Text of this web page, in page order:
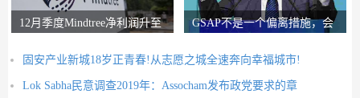
12月季度Mindtree净利润升至
GSAP不是一个偏离措施，会
固安产业新城18岁正青春!从志愿之城全速奔向幸福城市!
Lok Sabha民意调查2019年：Assocham发布政党要求的章